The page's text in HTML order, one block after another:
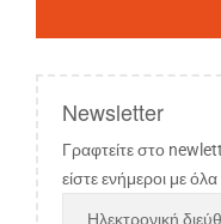
Newsletter
Γραφτείτε στο
είστε ενήμεροι με